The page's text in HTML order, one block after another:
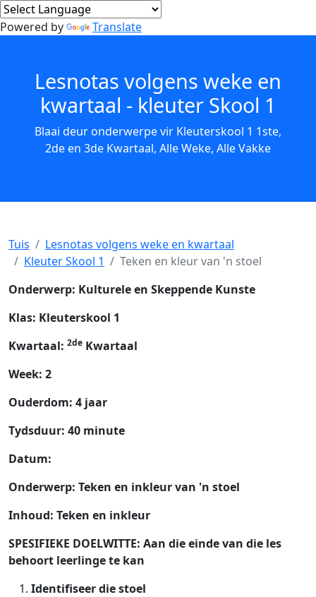
Powered by Translate
Lesnotas volgens weke en
kwartaal - kleuter Skool 1
Blaai deur onderwerpe vir Kleuterskool 1 1ste,
2de en 3de Kwartaal, Alle Weke, Alle Vakke
Tuis
Lesnotas volgens weke en kwartaal
Kleuter Skool 1
Teken en kleur van 'n stoel
Onderwerp: Kulturele en Skeppende Kunste
Klas: Kleuterskool 1
Kwartaal: 2de Kwartaal
Week: 2
Ouderdom: 4 jaar
Tydsduur: 40 minute
Datum:
Onderwerp: Teken en inkleur van 'n stoel
Inhoud: Teken en inkleur
SPESIFIEKE DOELWITTE: Aan die einde van die les
behoort leerlinge te kan
Identifiseer die stoel